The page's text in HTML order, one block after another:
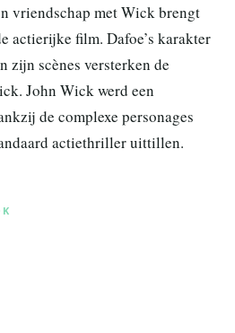
vriendschap met Wick brengt
actierijke film. Dafoe’s karakter
zijn scènes versterken de
John Wick werd een
de complexe personages
actiethriller uittillen.